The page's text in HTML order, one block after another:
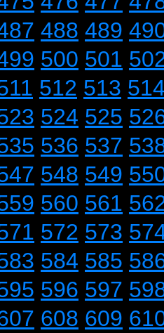
488 489
500 501
512 513
524 525
536 537
548 549
560 561
572 573
584 585
596 597
608 609